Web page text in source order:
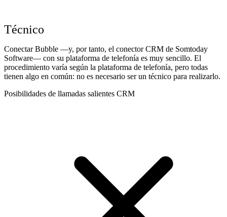
Técnico
Conectar Bubble —y, por tanto, el conector CRM de Somtoday
Software— con su plataforma de telefonía es muy sencillo. El
procedimiento varía según la plataforma de telefonía, pero todas
tienen algo en común: no es necesario ser un técnico para realizarlo.
Posibilidades de llamadas salientes CRM